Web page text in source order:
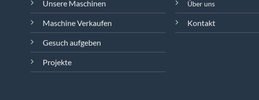
Unsere Maschinen
Maschine Verkaufen
Gesuch aufgeben
Projekte
Über uns
Kontakt